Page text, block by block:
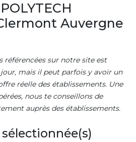
Auvergne
référencées sur notre site est
mais il peut parfois y avoir un
réelle des établissements. Une
nous te conseillons de
auprès des établissements.